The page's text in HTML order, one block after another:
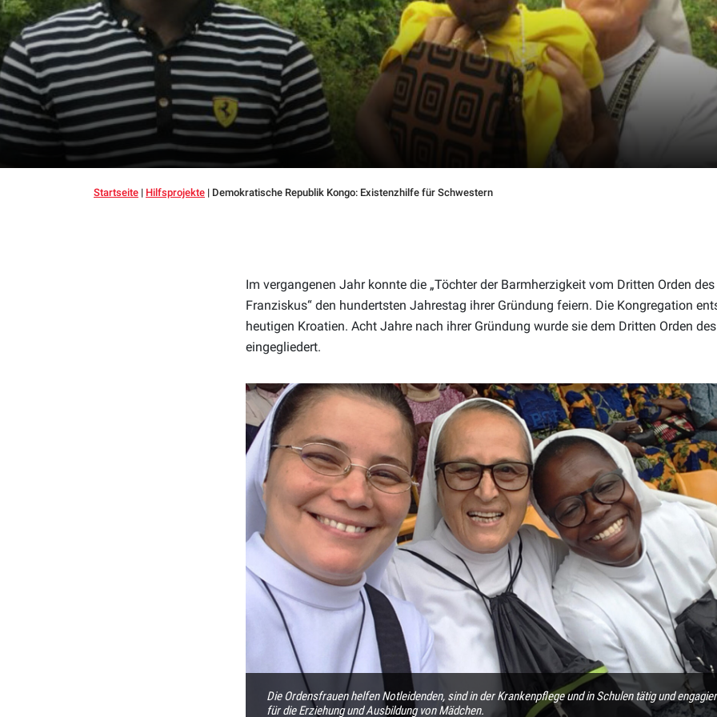
Startseite | Hilfsprojekte | Demokratische Republik Kongo: Existenzhilfe für Schwestern
Im vergangenen Jahr konnte die „Töchter der Barmherzigkeit vom Dritten Orden
Franziskus“ den hundertsten Jahrestag ihrer Gründung feiern. Die Kongregation
heutigen Kroatien. Acht Jahre nach ihrer Gründung wurde sie dem Dritten Orden
eingegliedert.
Die Ordensfrauen helfen Notleidenden, sind in der Krankenpflege und in Schulen tätig und
für die Erziehung und Ausbildung von Mädchen.